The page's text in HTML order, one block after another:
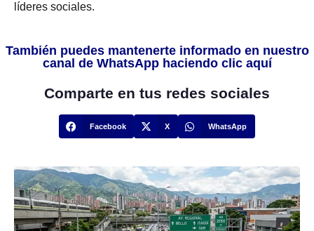
líderes sociales.
También puedes mantenerte informado en nuestro
canal de WhatsApp haciendo clic aquí
Comparte en tus redes sociales
Facebook X WhatsApp